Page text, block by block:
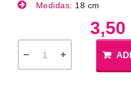
Medidas: 18 cm
3,50